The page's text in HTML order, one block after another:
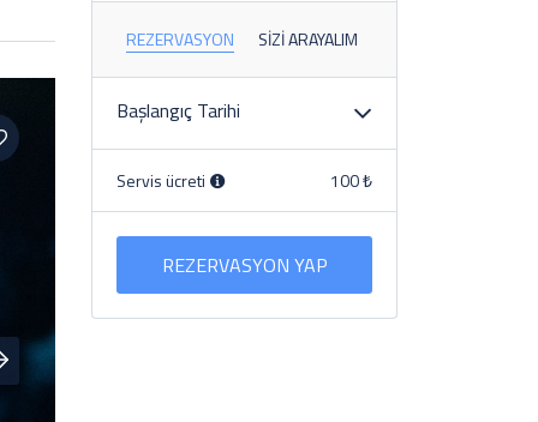
REZERVASYON SIZI ARAYALIM
Başlangıç ​​Tarihi
Servis ücreti 100 ₺
REZERVASYON YAP